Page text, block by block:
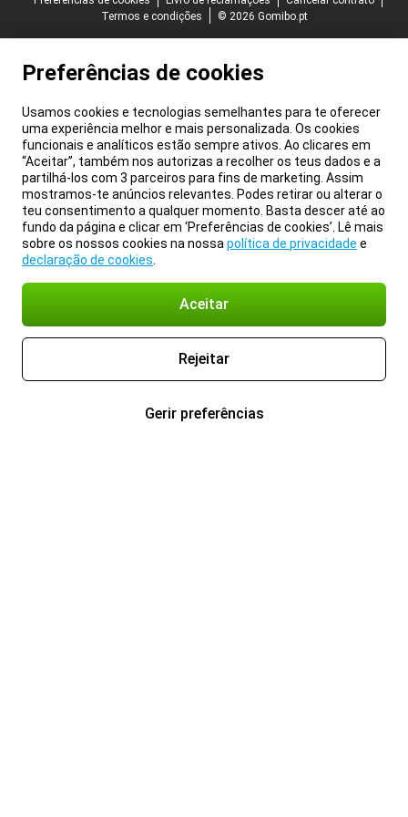
Termos e condições
© 2026 Gomibo.pt
Preferências de cookies
Usamos cookies e tecnologias semelhantes para te oferecer
uma experiência melhor e mais personalizada. Os cookies
funcionais e analíticos estão sempre ativos. Ao clicares em
“Aceitar”, também nos autorizas a recolher os teus dados e a
partilhá-los com 3 parceiros para fins de marketing. Assim
mostramos-te anúncios relevantes. Podes retirar ou alterar o
teu consentimento a qualquer momento. Basta descer até ao
fundo da página e clicar em ‘Preferências de cookies’. Lê mais
sobre os nossos cookies na nossa política de privacidade e
declaração de cookies
Aceitar
Rejeitar
Gerir preferências